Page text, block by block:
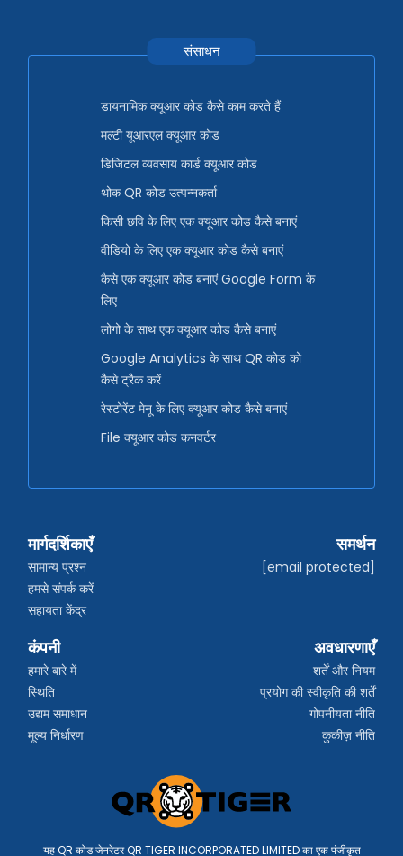
संसाधन
डायनामिक क्यूआर कोड कैसे काम करते हैं
मल्टी यूआरएल क्यूआर कोड
डिजिटल व्यवसाय कार्ड क्यूआर कोड
थोक QR कोड उत्पन्नकर्ता
किसी छवि के लिए एक क्यूआर कोड कैसे बनाएं
वीडियो के लिए एक क्यूआर कोड कैसे बनाएं
कैसे एक क्यूआर कोड बनाएं Google Form के
लिए
लोगो के साथ एक क्यूआर कोड कैसे बनाएं
Google Analytics के साथ QR कोड को
कैसे ट्रैक करें
रेस्टोरेंट मेनू के लिए क्यूआर कोड कैसे बनाएं
File क्यूआर कोड कनवर्टर
मार्गदर्शिकाएँ
सामान्य प्रश्न
हमसे संपर्क करें
सहायता केंद्र
समर्थन
[email protected]
कंपनी
हमारे बारे में
स्थिति
उद्यम समाधान
मूल्य निर्धारण
अवधारणाएँ
शर्तें और नियम
प्रयोग की स्वीकृति की शर्तें
गोपनीयता नीति
कुकीज़ नीति
यह QR कोड जेनरेटर QR TIGER INCORPORATED LIMITED का एक पंजीकृत